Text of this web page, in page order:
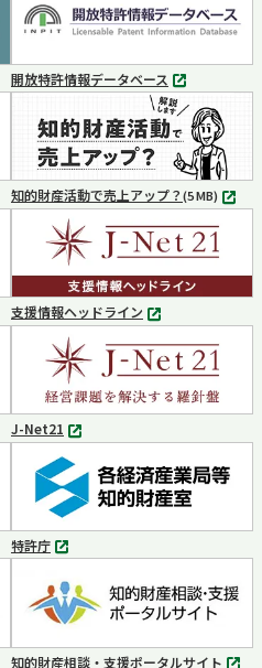
ブ
で
く
開放特許情報データベース
別
タ
ブ
で
開
く
知的財産活動で売上アップ？(5 MB) MP4
支援情報ヘッドライン
別
タ
ブ
で
開
く
J-Net21
別
タ
ブ
で
開
く
特許庁
別
ブ
で
開
く
知的財産相談・支援ポータルサイト